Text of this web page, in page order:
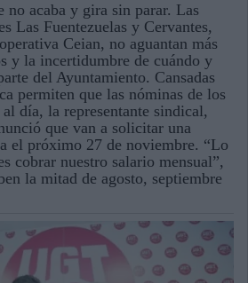
no acaba y gira sin parar. Las
Las Fuentezuelas y Cervantes,
Ceian, no aguantan más
y la incertidumbre de cuándo y
del Ayuntamiento. Cansadas
permiten que las nóminas de los
día, la representante sindical,
que van a solicitar una
el próximo 27 de noviembre. “Lo
cobrar nuestro salario mensual”,
la mitad de agosto, septiembre